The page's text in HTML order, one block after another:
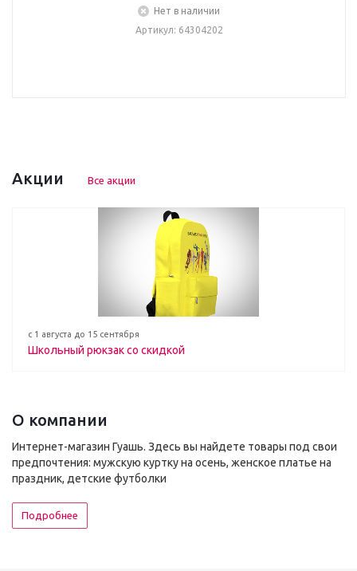
Нет в наличии
Артикул: 64304202
Акции Все акции
с 1 августа до 15 сентября
Школьный рюкзак со скидкой
О компании
Интернет-магазин Гуашь. Здесь вы найдете товары под свои
предпочтения: мужскую куртку на осень, женское платье на
праздник, детские футболки
Подробнее